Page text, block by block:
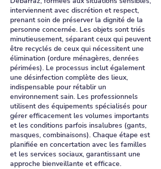
interviennent avec discrétion et respect,
prenant soin de préserver la dignité de la
personne concernée. Les objets sont triés
minutieusement, séparant ceux qui peuvent
être recyclés de ceux qui nécessitent une
élimination (ordure ménagères, denrées
périmées). Le processus inclut également
une désinfection complète des lieux,
indispensable pour rétablir un
environnement sain. Les professionnels
utilisent des équipements spécialisés pour
gérer efficacement les volumes importants
et les conditions parfois insalubres (gants,
masques, combinaisons). Chaque étape est
planifiée en concertation avec les familles
et les services sociaux, garantissant une
approche bienveillante et efficace.